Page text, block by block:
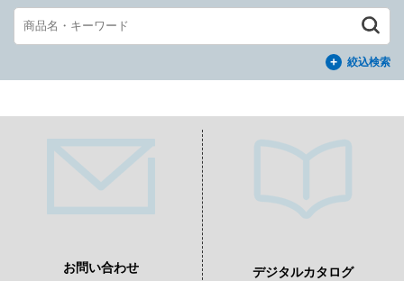
絞込検索
お問い合わせ デジタルカタログ